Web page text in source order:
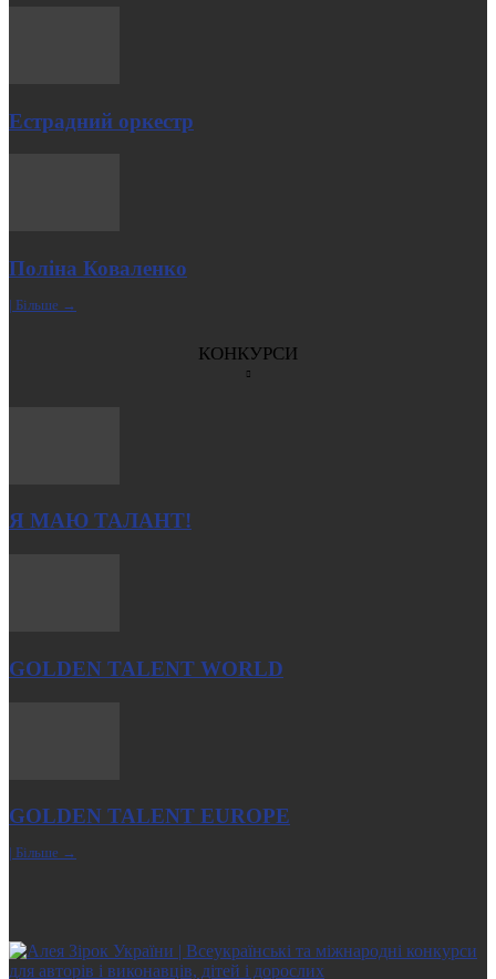
Естрадний оркестр
Поліна Коваленко
| Більше →
КОНКУРСИ
Я МАЮ ТАЛАНТ!
GOLDEN TALENT WORLD
GOLDEN TALENT EUROPE
| Більше →